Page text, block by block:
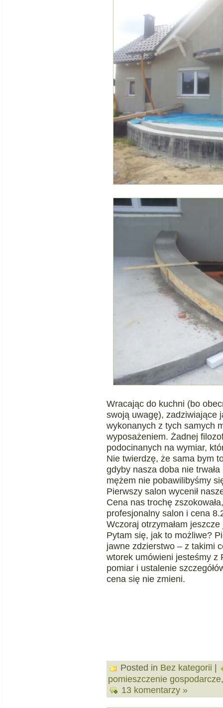
Wracając do kuchni (bo
swoją uwagę), zadziwiające
wykonanych z tych samych
wyposażeniem. Żadnej
podocinanych na wymiar,
Nie twierdzę, że sama bym
gdyby nasza doba nie
mężem nie pobawilibyśmy
Pierwszy salon wycenił
Cena nas trochę
profesjonalny salon i cena
Wczoraj otrzymałam
Pytam się, jak to możliwe?
jawne zdzierstwo – z takimi
wtorek umówieni jesteśmy z
pomiar i ustalenie
cena się nie zmieni.
Posted in Bez kategorii |
pomieszczenie gospodarcze
13 komentarzy »